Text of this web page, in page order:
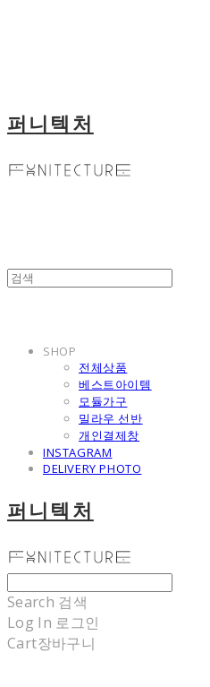
퍼니텍처
SHOP
전체상품
베스트아이템
모듈가구
밀라우 선반
개인결제창
INSTAGRAM
DELIVERY PHOTO
퍼니텍처
Search 검색
Log In 로그인
Cart장바구니